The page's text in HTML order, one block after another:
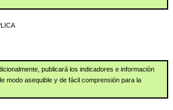
publicará los indicadores e información
modo asequible y de fácil comprensión para la